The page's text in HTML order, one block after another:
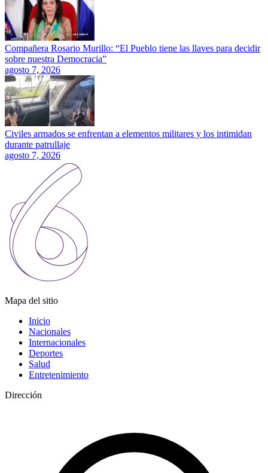
Compañera Rosario Murillo: “El Pueblo tiene las llaves para decidir
sobre nuestra Democracia”
agosto 7, 2026
Civiles armados se enfrentan a elementos militares y los intimidan
durante patrullaje
agosto 7, 2026
Mapa del sitio
Inicio
Nacionales
Internacionales
Deportes
Salud
Entretenimiento
Dirección